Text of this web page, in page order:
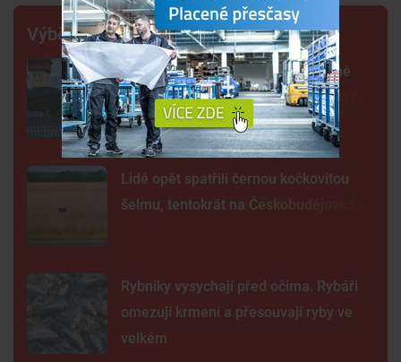
Výběr šéfredaktora
Další rána pro Dynamo. Klub zřejmě
zruší béčko, pro dva týmy nemá hráče
Lidé opět spatřili černou kočkovitou
šelmu, tentokrát na Českobudějovicku
Rybníky vysychají před očima. Rybáři
omezují krmení a přesouvají ryby ve
velkém